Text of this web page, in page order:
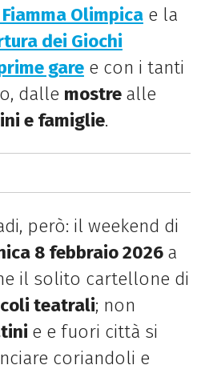
Olimpicae la
dei Giochi
garee con i tanti
dalle mostre alle
e famiglie.
però: il weekend di
8 febbraio 2026 a
il solito cartellone di
teatrali; non
e e fuori città si
coriandoli e